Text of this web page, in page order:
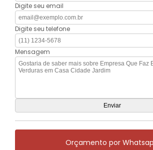
Digite seu email
Digite seu telefone
Mensagem
Orçamento por